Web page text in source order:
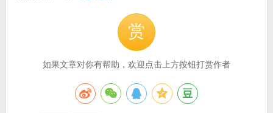
赏
如果文章对你有帮助，欢迎点击上方按钮打赏作者